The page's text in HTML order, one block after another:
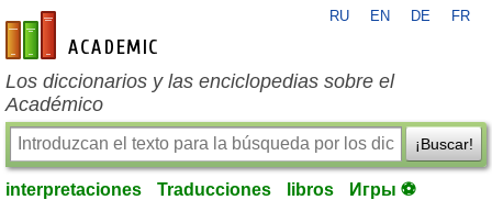
es-academic.com
RU EN DE FR
Los diccionarios y las enciclopedias sobre el
Académico
¡Buscar!
interpretaciones Traducciones libros Игры ⚽